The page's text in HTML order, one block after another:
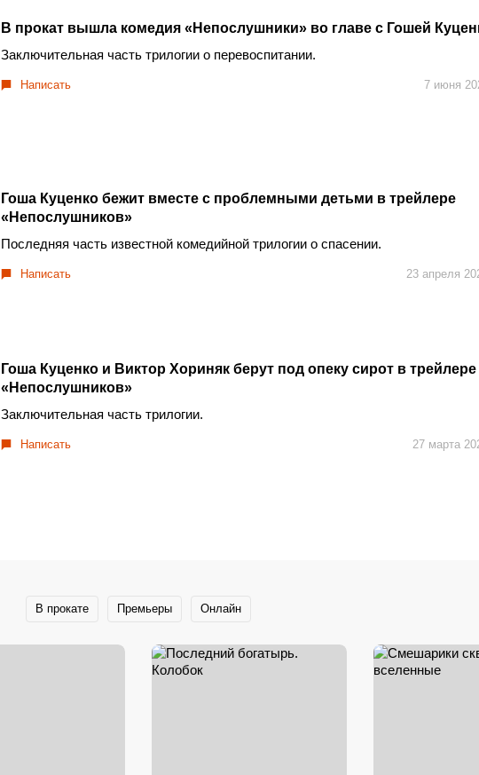
В прокат вышла комедия «Непослушники» во главе с Гошей
Заключительная часть трилогии о перевоспитании.
Написать 7 июня
Гоша Куценко бежит вместе с проблемными детьми в трейлере
«Непослушников»
Последняя часть известной комедийной трилогии о спасении.
Написать 23 апреля
Гоша Куценко и Виктор Хориняк берут под опеку сирот в трейлере
«Непослушников»
Заключительная часть трилогии.
Написать 27 марта
В прокате Премьеры Онлайн